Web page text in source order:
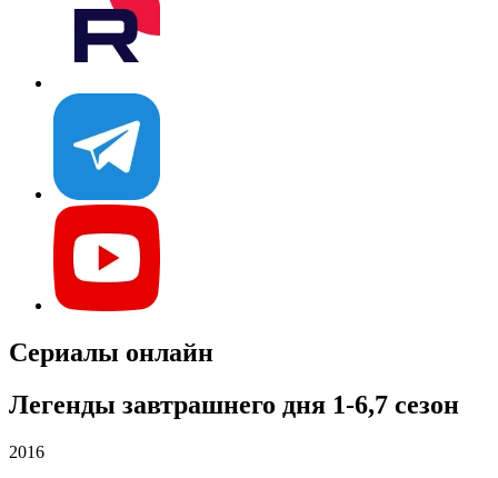
Сериалы онлайн
Легенды завтрашнего дня 1-6,7 сезон
2016